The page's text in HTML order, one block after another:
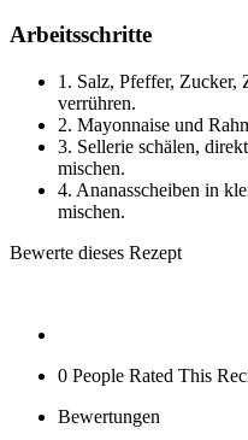
Arbeitsschritte
1. Salz, Pfeffer, Zucker,
verrühren.
2. Mayonnaise und
3. Sellerie schälen,
mischen.
4. Ananasscheiben in
mischen.
Bewerte dieses Rezept
0 People Rated This
Bewertungen